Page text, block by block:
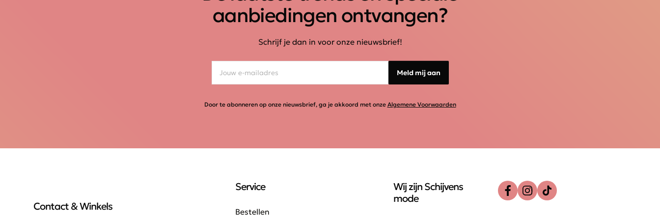
aanbiedingen ontvangen?
Schrijf je dan in voor onze nieuwsbrief!
Meld mij aan
Door te abonneren op onze nieuwsbrief, ga je akkoord met onze Algemene Voorwaarden
Contact & Winkels
Service
Bestellen
Wij zijn Schijvens
mode